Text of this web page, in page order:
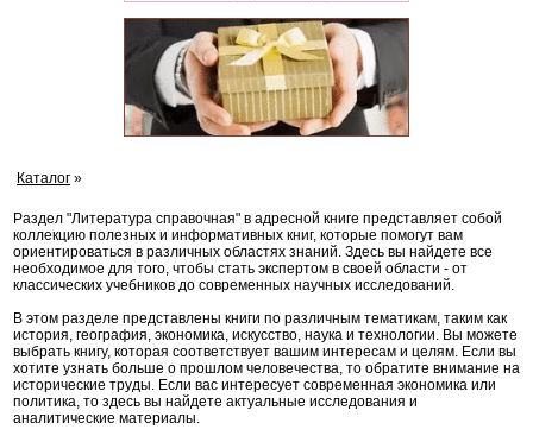
Каталог »
Раздел "Литература справочная" в адресной книге представляет собой
коллекцию полезных и информативных книг, которые помогут вам
ориентироваться в различных областях знаний. Здесь вы найдете все
необходимое для того, чтобы стать экспертом в своей области - от
классических учебников до современных научных исследований.
В этом разделе представлены книги по различным тематикам, таким как
история, география, экономика, искусство, наука и технологии. Вы можете
выбрать книгу, которая соответствует вашим интересам и целям. Если вы
хотите узнать больше о прошлом человечества, то обратите внимание на
исторические труды. Если вас интересует современная экономика или
политика, то здесь вы найдете актуальные исследования и
аналитические материалы.